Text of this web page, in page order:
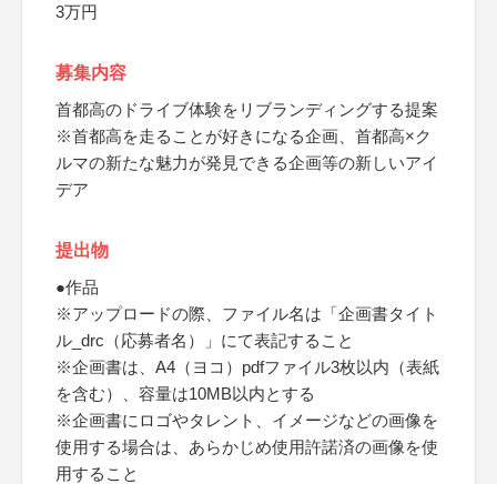
3万円
募集内容
首都高のドライブ体験をリブランディングする提案
※首都高を走ることが好きになる企画、首都高×ク
ルマの新たな魅力が発見できる企画等の新しいアイ
デア
提出物
●作品
※アップロードの際、ファイル名は「企画書タイト
ル_drc（応募者名）」にて表記すること
※企画書は、A4（ヨコ）pdfファイル3枚以内（表紙
を含む）、容量は10MB以内とする
※企画書にロゴやタレント、イメージなどの画像を
使用する場合は、あらかじめ使用許諾済の画像を使
用すること